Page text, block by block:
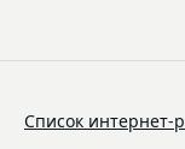
Список интернет-